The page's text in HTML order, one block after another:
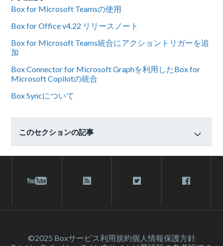
Box for Microsoft Teamsの使用
Box for Office v4.22 リリースノート
Box for Microsoft Teams統合にアクショントリガーを追
加
Box Connector for Microsoft Graphを利用したBox for
Microsoft Copilotの統合
Box Syncについて
このセクションの記事
©2025 Boxサービス利⽤規約個人情報保護方針